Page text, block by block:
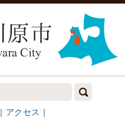
｜ アクセス ｜